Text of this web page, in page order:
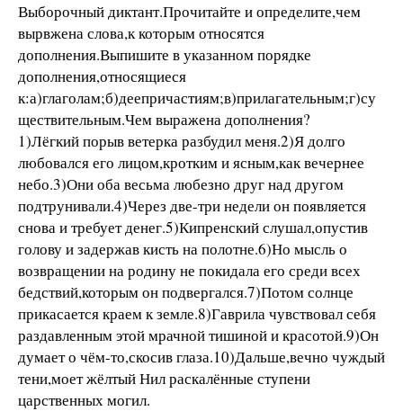
Выборочный диктант.Прочитайте и определите,чем
вырвжена слова,к которым относятся
дополнения.Выпишите в указанном порядке
дополнения,относящиеся
к:а)глаголам;б)деепричастиям;в)прилагательным;г)су
ществительным.Чем выражена дополнения?
1)Лёгкий порыв ветерка разбудил меня.2)Я долго
любовался его лицом,кротким и ясным,как вечернее
небо.3)Они оба весьма любезно друг над другом
подтрунивали.4)Через две-три недели он появляется
снова и требует денег.5)Кипренский слушал,опустив
голову и задержав кисть на полотне.6)Но мысль о
возвращении на родину не покидала его среди всех
бедствий,которым он подвергался.7)Потом солнце
прикасается краем к земле.8)Гаврила чувствовал себя
раздавленным этой мрачной тишиной и красотой.9)Он
думает о чём-то,скосив глаза.10)Дальше,вечно чуждый
тени,моет жёлтый Нил раскалённые ступени
царственных могил.